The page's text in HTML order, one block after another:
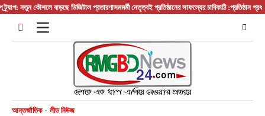
Skipকৌশলে বাড়ছে ডিজিটাল প্রতারণাসমমর্মী নেতৃত্বই প্রতিষ্ঠানের সাফল্যের চাবিকাঠি :প্রতিষ্ঠান প্রধান/
আন্তর্জাতিক লীড নিউজ